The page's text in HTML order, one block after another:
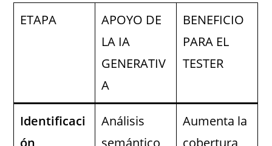
ETAPA
APOYO DE
LA IA
GENERATIV
A
BENEFICIO
PARA EL
TESTER
Identificaci
ón
Análisis
semántico
Aumenta la
cobertura